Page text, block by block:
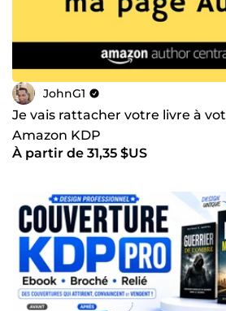
JohnG1
Je vais rattacher votre livre à
Amazon KDP
À partir de 31,35 $US